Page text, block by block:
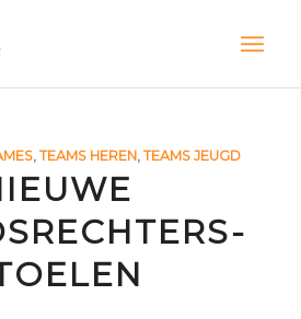
,TEAMS HEREN,TEAMS JEUGD